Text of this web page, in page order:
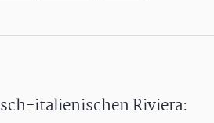
italienischen Riviera: